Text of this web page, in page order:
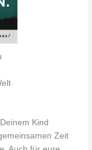
Kind
Zeit